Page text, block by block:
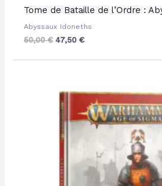
Tome de Bataille de l’Ordre :
Abyssaux Idoneths
50,00€ 47,50 €
prix
initial
était :
50,00 €.
prix
actuel
est :
47,50 €.